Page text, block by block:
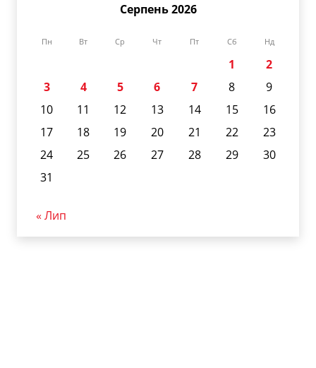
Серпень 2026
Пн Вт Ср Чт Пт Сб Нд
1
2
3
4 5 6 7 8
9
10
11 12 13 14 15
16
17
18 19 20 21 22
23
24
25 26 27 28 29
30
31
« Лип